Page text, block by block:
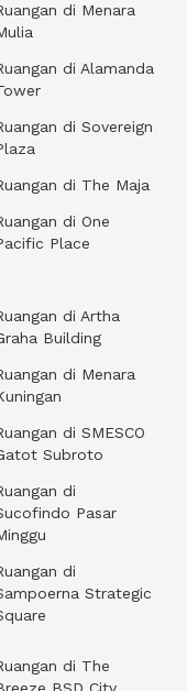
di Menara
di Alamanda
di Sovereign
di The Maja
di One
Place
di Artha
Building
di Menara
di SMESCO
Subroto
di
Pasar
di
Strategic
di The